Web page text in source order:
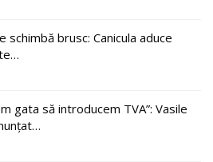
schimbă brusc: Canicula aduce
gata să introducem TVA”: Vasile